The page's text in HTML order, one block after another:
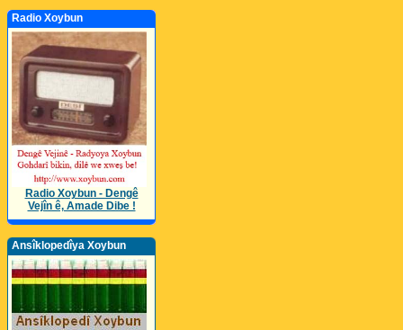
Radio Xoybun
Radio Xoybun - Dengê
Vejîn ê, Amade Dibe !
Ansîklopedîya Xoybun